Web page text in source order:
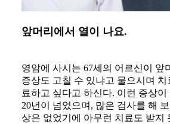
앞머리에서 열이 나요.​​
영암에 사시는 67세의 어르신이 앞
증상도 고칠 수 있냐고 물으시며 치
료하고 싶다고 하신다. 이런 증상이
20년이 넘었으며, 많은 검사를 해
상은 없었기에 아무런 치료도 받지